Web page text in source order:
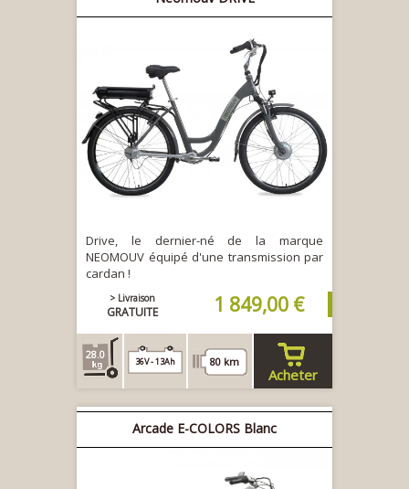
Drive, le dernier-né de la marque
NEOMOUV équipé d'une transmission par
cardan !
> Livraison
GRATUITE 1 849,00 €
28.0
36V - 13Ah 80 km
Acheter
Arcade E-COLORS Blanc